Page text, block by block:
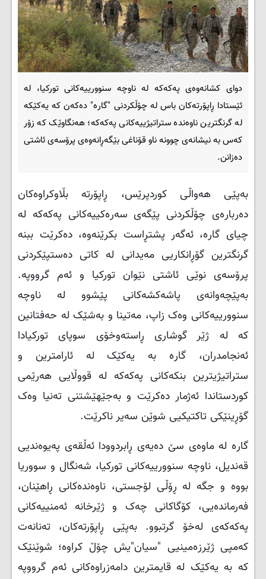
دوای کشانەوەی پەکەکە لە ناوچە سنوورییەکانی تورکیا، لە
ئێستادا ڕاپۆرتەکان باس لە چۆڵکردنی "گارە" دەکەن کە یەکێکە
لە گرنگترین ناوەندە ستراتیژییەکانی پەکەکە؛ هەنگاوێک کە زۆر
کەس بە نیشانەی چوونە ناو قۆناغی بێگەڕانەوەی پرۆسەی ئاشتی
دەزانن.
بەپێی هەواڵی کوردپرێس، ڕاپۆرتە بڵاوکراوەکان
دەربارەی چۆڵکردنی پێگەی سەرەکییەکانی پەکەکە لە
چیای گارە، ئەگەر پشتڕاست بکرێنەوە، دەکرێت ببنە
گرنگترین گۆڕانکاریی مەیدانی لە کاتی دەستپێکردنی
پرۆسەی نوێی ئاشتی نێوان تورکیا و ئەم گرووپە.
بەپێچەوانەی پاشەکشەکانی پێشوو لە ناوچە
سنوورییەکانی وەک زاپ، مەتینا و بەشێک لە حەفتانین
کە لە ژێر گوشاری ڕاستەوخۆی سوپای تورکیادا
ئەنجامدران، گارە بە یەکێک لە ئارامترین و
ستراتیژیترین بنکەکانی پەکەکە لە قووڵایی هەرێمی
کوردستاندا ئەژمار دەکرێت و بەجێهێشتنی تەنیا وەک
گۆڕینێکی تاکتیکیی شوێن سەیر ناکرێت.
گارە لە ماوەی سێ دەیەی ڕابردوودا ئەڵقەی پەیوەندیی
قەندیل، ناوچە سنوورییەکانی تورکیا، شەنگال و سووریا
بووە و جگە لە ڕۆڵی لۆجستی، ناوەندەکانی ڕاهێنان،
فەرماندەیی، کۆگاکانی چەک و ژێرخانە ئەمنییەکانی
پەکەکەی لەخۆ گرتبوو. بەپێی ڕاپۆرتەکان، تەنانەت
کەمپی ژێرزەمینیی "سیان"یش چۆڵ کراوە؛ شوێنێک
کە بە یەکێک لە قایمترین دامەزراوەکانی ئەم گرووپە